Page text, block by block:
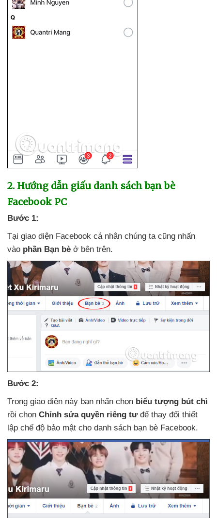
2. Hướng dẫn giấu danh sách bạn bè
Facebook PC
Bước 1:
Tại giao diện Facebook cá nhân chúng ta cũng nhấn
vào phần Bạn bè ở bên trên.
Bước 2:
Trong giao diện này bạn nhấn chọn biểu tượng bút chì
rồi chọn Chỉnh sửa quyền riêng tư để thay đổi thiết
lập chế độ bảo mật cho danh sách bạn bè Facebook.